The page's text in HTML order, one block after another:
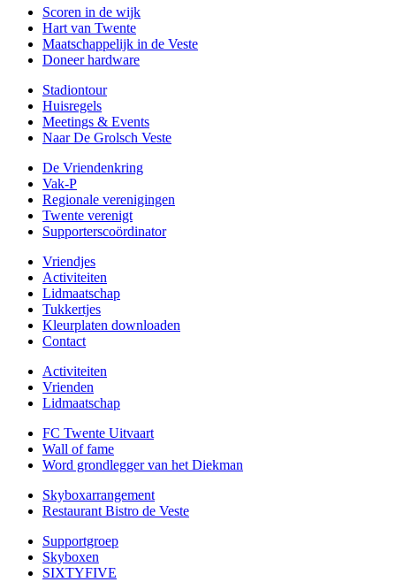
Scoren in de wijk
Hart van Twente
Maatschappelijk in de Veste
Doneer hardware
Stadiontour
Huisregels
Meetings & Events
Naar De Grolsch Veste
De Vriendenkring
Vak-P
Regionale verenigingen
Twente verenigt
Supporterscoördinator
Vriendjes
Activiteiten
Lidmaatschap
Tukkertjes
Kleurplaten downloaden
Contact
Activiteiten
Vrienden
Lidmaatschap
FC Twente Uitvaart
Wall of fame
Word grondlegger van het Diekman
Skyboxarrangement
Restaurant Bistro de Veste
Supportgroep
Skyboxen
SIXTYFIVE